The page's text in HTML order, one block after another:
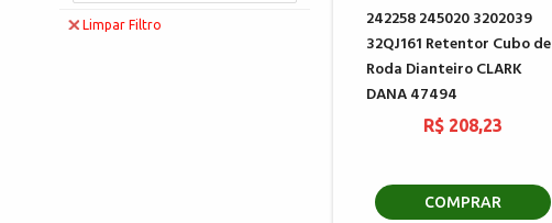
Limpar Filtro
242258 245020 3202039
32QJ161 Retentor Cubo de
Roda Dianteiro CLARK
DANA 47494
R$ 208,23
COMPRAR